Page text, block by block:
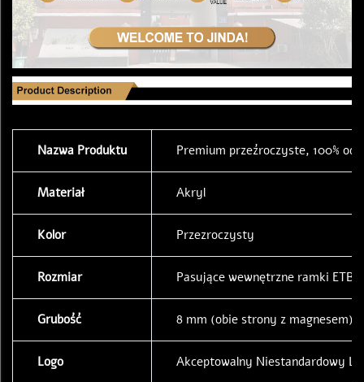
Nazwa Produktu Premium przeźroczyste, 100%
Materiał Akryl
Kolor Przezroczysty
Rozmiar Pasujące wewnętrzne ramki ETB
Grubość 8 mm (obie strony z magnesem),
Logo Akceptowalny Niestandardowy